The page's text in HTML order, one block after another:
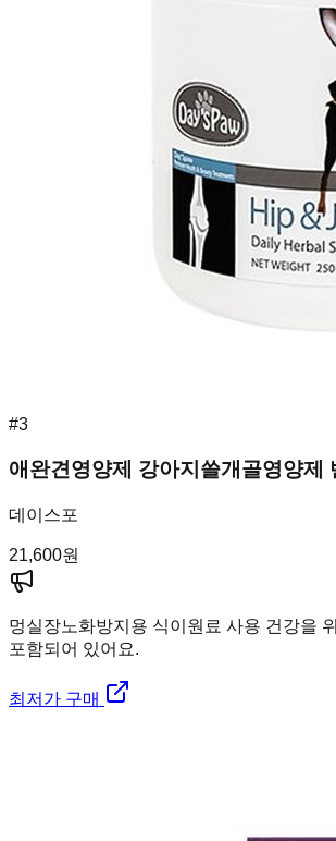
#3
애완견영양제 강아지쓸개골영양제
데이스포
21,600원
멍실장노화방지용 식이원료 사용 건강을
포함되어 있어요.
최저가 구매